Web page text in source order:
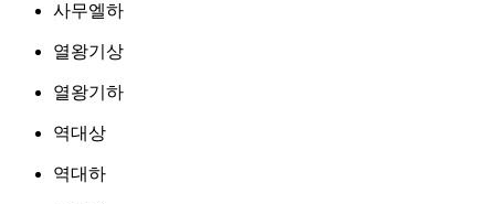
사무엘하
열왕기상
열왕기하
역대상
역대하